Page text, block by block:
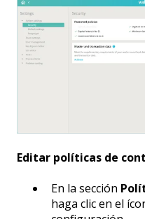
Editar políticas de
En la sección
haga clic en el